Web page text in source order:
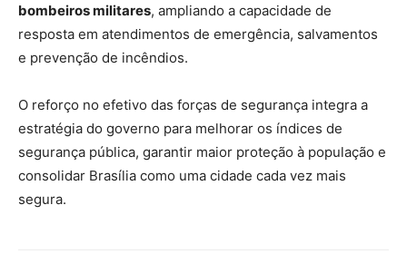
bombeiros militares, ampliando a capacidade de
resposta em atendimentos de emergência, salvamentos
e prevenção de incêndios.
O reforço no efetivo das forças de segurança integra a
estratégia do governo para melhorar os índices de
segurança pública, garantir maior proteção à população e
consolidar Brasília como uma cidade cada vez mais
segura.